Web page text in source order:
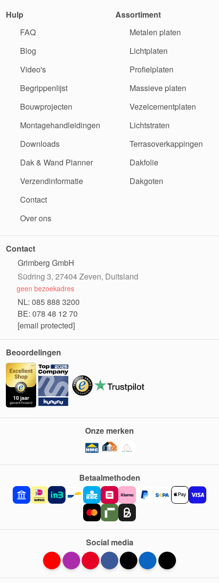
Hulp
FAQ
Blog
Video's
Begrippenlijst
Bouwprojecten
Montagehandleidingen
Downloads
Dak & Wand Planner
Verzendinformatie
Contact
Over ons
Assortiment
Metalen platen
Lichtplaten
Profielplaten
Massieve platen
Vezelcementplaten
Lichtstraten
Terrasoverkappingen
Dakfolie
Dakgoten
Contact
Grimberg GmbH
Südring 3, 27404 Zeven, Duitsland
geen bezoekadres
NL: 085 888 3200
BE: 078 48 12 70
[email protected]
Beoordelingen
Betaalmethoden
Onze merken
Social media